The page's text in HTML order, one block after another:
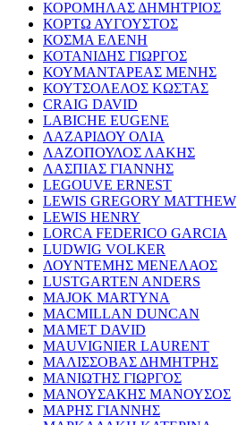
ΚΟΡΟΜΗΛΑΣ ΔΗΜΗΤΡΙΟΣ
ΚΟΡΤΩ ΑΥΓΟΥΣΤΟΣ
ΚΟΣΜΑ ΕΛΕΝΗ
ΚΟΤΑΝΙΔΗΣ ΓΙΩΡΓΟΣ
ΚΟΥΜΑΝΤΑΡΕΑΣ ΜΕΝΗΣ
ΚΟΥΤΣΟΛΕΛΟΣ ΚΩΣΤΑΣ
CRAIG DAVID
LABICHE EUGENE
ΛΑΖΑΡΙΔΟΥ ΟΛΙΑ
ΛΑΖΟΠΟΥΛΟΣ ΛΑΚΗΣ
ΛΑΣΠΙΑΣ ΓΙΑΝΝΗΣ
LEGOUVE ERNEST
LEWIS GREGORY MATTHEW
LEWIS HENRY
LORCA FEDERICO GARCIA
LUDWIG VOLKER
ΛΟΥΝΤΕΜΗΣ ΜΕΝΕΛΑΟΣ
LUSTGARTEN ANDERS
MAJOK MARTYNA
MACMILLAN DUNCAN
MAMET DAVID
MAUVIGNIER LAURENT
ΜΑΛΙΣΣΟΒΑΣ ΔΗΜΗΤΡΗΣ
ΜΑΝΙΩΤΗΣ ΓΙΩΡΓΟΣ
ΜΑΝΟΥΣΑΚΗΣ ΜΑΝΟΥΣΟΣ
ΜΑΡΗΣ ΓΙΑΝΝΗΣ